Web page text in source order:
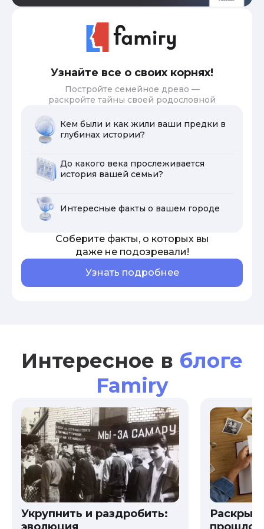
Узнайте все о своих корнях!
Постройте семейное древо —
раскройте тайны своей родословной
Кем были и как жили ваши предки в
глубинах истории?
До какого века прослеживается
история вашей семьи?
Интересные факты о вашем городе
Соберите факты, о которых вы
даже не подозревали!
Узнать подробнее
Интересное в блоге
Famiry
Укрупнить и раздробить: